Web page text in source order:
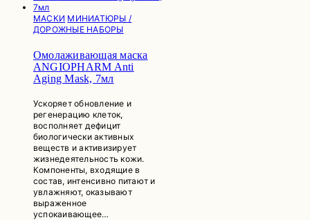
МАСКИ МИНИАТЮРЫ /
ДОРОЖНЫЕ НАБОРЫ
Омолаживающая маска
ANGIOPHARM Anti
Aging Mask, 7мл
Ускоряет обновление и
регенерацию клеток,
восполняет дефицит
биологически активных
веществ и активизирует
жизнедеятельность кожи.
Компоненты, входящие в
состав, интенсивно питают и
увлажняют, оказывают
выраженное
успокаивающее…